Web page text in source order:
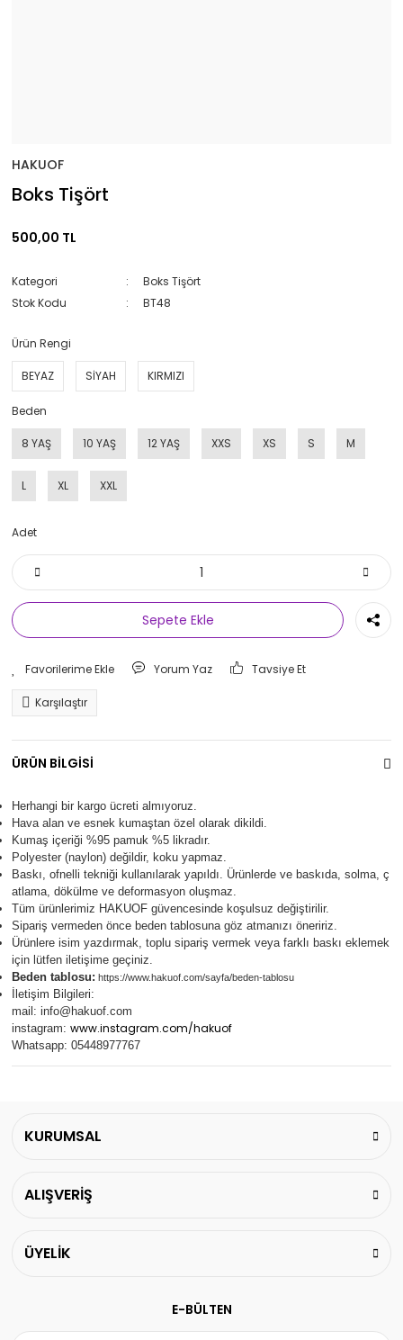
HAKUOF
Boks Tişört
500,00 TL
Kategori
Boks Tişört
Stok Kodu
BT48
Ürün Rengi
BEYAZ SİYAH KIRMIZI
Beden
8 YAŞ 10 YAŞ 12 YAŞ XXS XS S M
L XL XXL
Adet
Sepete Ekle
Yorum Yaz Tavsiye Et
Karşılaştır
ÜRÜN BİLGİSİ
Herhangi bir kargo ücreti almıyoruz.
Hava alan ve esnek kumaştan özel olarak dikildi.
Kumaş içeriği %95 pamuk %5 likradır.
Polyester (naylon) değildir, koku yapmaz.
Baskı, ofnelli tekniği kullanılarak yapıldı. Ürünlerde ve baskıda, solma, ç
atlama, dökülme ve deformasyon oluşmaz.
Tüm ürünlerimiz HAKUOF güvencesinde koşulsuz değiştirilir.
Sipariş vermeden önce beden tablosuna göz atmanızı öneririz.
Ürünlere isim yazdırmak, toplu sipariş vermek veya farklı baskı eklemek
için lütfen iletişime geçiniz.
Beden tablosu: https://www.hakuof.com/sayfa/beden-tablosu
İletişim Bilgileri:
mail: info@hakuof.com
instagram: www.instagram.com/hakuof
Whatsapp: 05448977767
KURUMSAL
ALIŞVERİŞ
ÜYELİK
E-BÜLTEN